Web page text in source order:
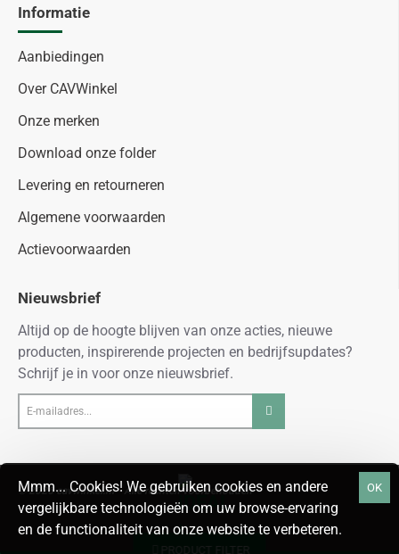
Mmm... Cookies! We gebruiken cookies en andere
vergelijkbare technologieën om uw browse-ervaring
en de functionaliteit van onze website te verbeteren.
OK
Informatie
Aanbiedingen
Over CAVWinkel
Onze merken
Download onze folder
Levering en retourneren
Algemene voorwaarden
Actievoorwaarden
Nieuwsbrief
Altijd op de hoogte blijven van onze acties, nieuwe
producten, inspirerende projecten en bedrijfsupdates?
Schrijf je in voor onze nieuwsbrief.
mailadres...
© 2026 cavwinkel.nl - Alle rechten voorbehouden
PRODUCT FILTER